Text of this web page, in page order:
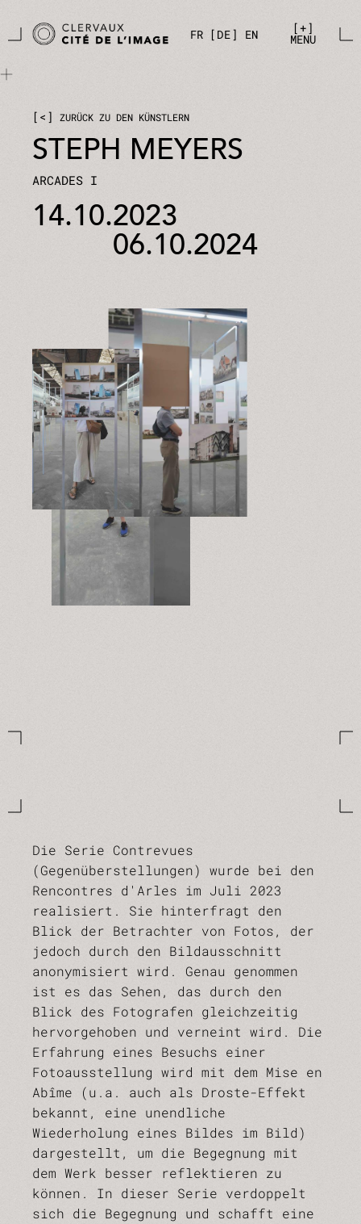
FR
DE EN +
MENU
< ZURÜCK ZU DEN KÜNSTLERN
STEPH MEYERS
ARCADES I
14.10.2023
06.10.2024
Die Serie Contrevues
(Gegenüberstellungen) wurde bei den
Rencontres d'Arles im Juli 2023
realisiert. Sie hinterfragt den
Blick der Betrachter von Fotos, der
jedoch durch den Bildausschnitt
anonymisiert wird. Genau genommen
ist es das Sehen, das durch den
Blick des Fotografen gleichzeitig
hervorgehoben und verneint wird. Die
Erfahrung eines Besuchs einer
Fotoausstellung wird mit dem Mise en
Abîme (u.a. auch als Droste-Effekt
bekannt, eine unendliche
Wiederholung eines Bildes im Bild)
dargestellt, um die Begegnung mit
dem Werk besser reflektieren zu
können. In dieser Serie verdoppelt
sich die Begegnung und schafft eine